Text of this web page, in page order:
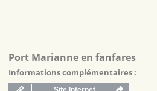
Port Marianne en fanfares
Informations complémentaires :